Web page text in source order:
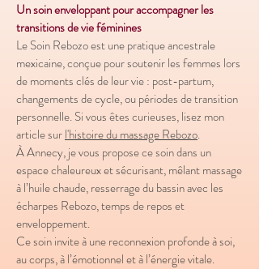
Un soin enveloppant pour accompagner les
transitions de vie féminines
Le Soin Rebozo est une pratique ancestrale
mexicaine, conçue pour soutenir les femmes lors
de moments clés de leur vie : post-partum,
changements de cycle, ou périodes de transition
personnelle. Si vous êtes curieuses, lisez mon
article surl'histoire du massage Rebozo.
À Annecy, je vous propose ce soin dans un
espace chaleureux et sécurisant, mêlant massage
à l’huile chaude, resserrage du bassin avec les
écharpes Rebozo, temps de repos et
enveloppement.
Ce soin invite à une reconnexion profonde à soi,
au corps, à l’émotionnel et à l’énergie vitale.